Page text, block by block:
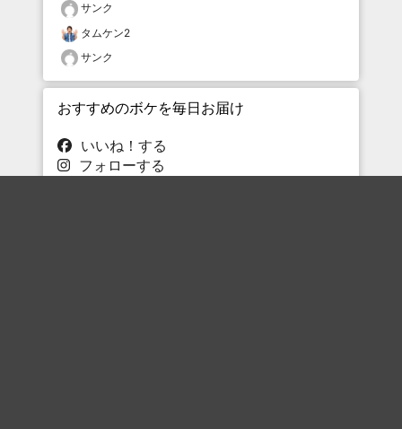
サンク
タムケン2
サンク
おすすめのボケを毎日お届け
いいね！する
フォローする